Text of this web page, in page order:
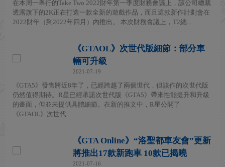
在本周一舉行的Take Two 2022財年第一季度財務會議上，該公司總裁
透露旗下的2K正在打造一款全新的遊戲作品，而且這款新作計劃會在
2022財年（到2022年四月）內推出。 本次財務會議上，T2總...
《GTAOL》次世代版細節：部分車
輛可升級
2021-07-19
《GTA5》發售將近8年了，已經跨越了兩個世代，但該作的次世代版
仍然值得期待。R星已經承諾次世代版《GTA5》帶來性能提升和升級
的畫面，但並未提供具體細節。在新的推文中，R星公開了
《GTAOL》次世代...
《GTA Online》“洛聖都車友會”更新
將推出17款新跑車 10款已揭曉
2021-07-16